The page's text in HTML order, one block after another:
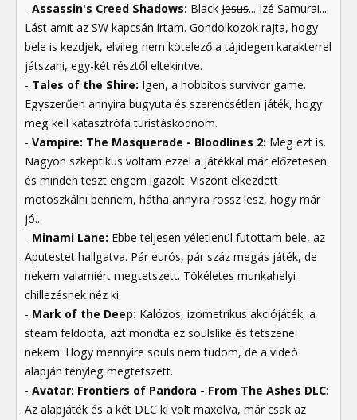
- Assassin's Creed Shadows: Black Jesus... Izé Samurai...
Lást amit az SW kapcsán írtam. Gondolkozok rajta, hogy
bele is kezdjek, elvileg nem kötelező a tájidegen karakterrel
játszani, egy-két résztől eltekintve.
- Tales of the Shire: Igen, a hobbitos survivor game.
Egyszerűen annyira bugyuta és szerencsétlen játék, hogy
meg kell katasztrófa turistáskodnom.
- Vampire: The Masquerade - Bloodlines 2: Meg ezt is.
Nagyon szkeptikus voltam ezzel a játékkal már előzetesen
és minden teszt engem igazolt. Viszont elkezdett
motoszkálni bennem, hátha annyira rossz lesz, hogy már
jó...
- Minami Lane: Ebbe teljesen véletlenül futottam bele, az
Aputestet hallgatva. Pár eurós, pár száz megás játék, de
nekem valamiért megtetszett. Tökéletes munkahelyi
chillezésnek néz ki.
- Mark of the Deep: Kalózos, izometrikus akciójáték, a
steam feldobta, azt mondta ez soulslike és tetszene
nekem. Hogy mennyire souls nem tudom, de a videó
alapján tényleg megtetszett.
- Avatar: Frontiers of Pandora - From The Ashes DLC:
Az alapjáték és a két DLC ki volt maxolva, már csak az